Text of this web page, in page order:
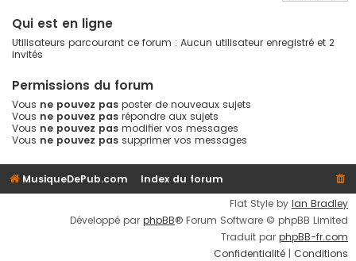
Qui est en ligne
Utilisateurs parcourant ce forum : Aucun utilisateur enregistré et 2
invités
Permissions du forum
Vous ne pouvez pas poster de nouveaux sujets
Vous ne pouvez pas répondre aux sujets
Vous ne pouvez pas modifier vos messages
Vous ne pouvez pas supprimer vos messages
MusiqueDePub.com
Index du forum
Flat Style by Ian Bradley
Développé par phpBB® Forum Software © phpBB Limited
Traduit par phpBB-fr.com
Confidentialité | Conditions